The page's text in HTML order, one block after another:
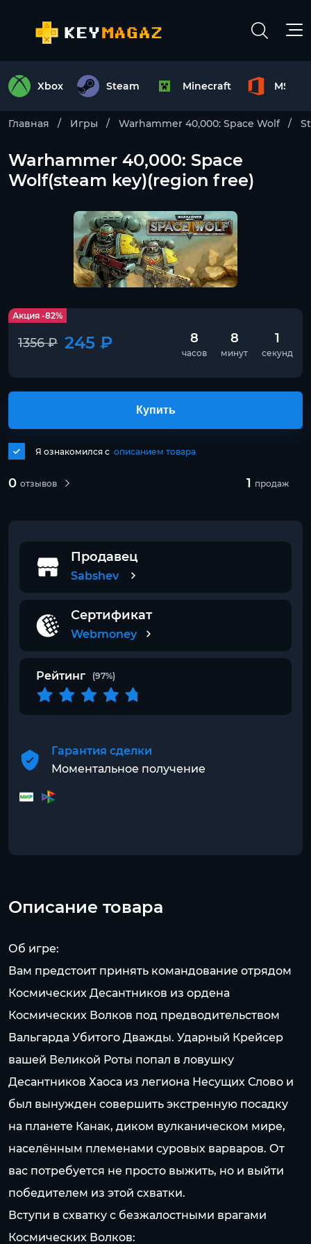
Xbox Steam Minecraft MS
Главная Игры Warhammer 40,000: Space Wolf
Warhammer 40,000: Space
Wolf(steam key)(region free)
Акция -82%
1356 ₽ 245 ₽ 8
часов
8
минут
1
секунд
0 отзывов 1 продаж
Я ознакомился с описанием товара
Купить
Продавец
Sabshev
Сертификат
Webmoney
Рейтинг (97%)
Гарантия сделки
Моментальное получение
Описание товара
Об игре:
Вам предстоит принять командование отрядом
Космических Десантников из ордена
Космических Волков под предводительством
Вальгарда Убитого Дважды. Ударный Крейсер
вашей Великой Роты попал в ловушку
Десантников Хаоса из легиона Несущих Слово и
был вынужден совершить экстренную посадку
на планете Канак, диком вулканическом мире,
населённым племенами суровых варваров. От
вас потребуется не просто выжить, но и выйти
победителем из этой схватки.
Вступи в схватку с безжалостными врагами
Космических Волков: